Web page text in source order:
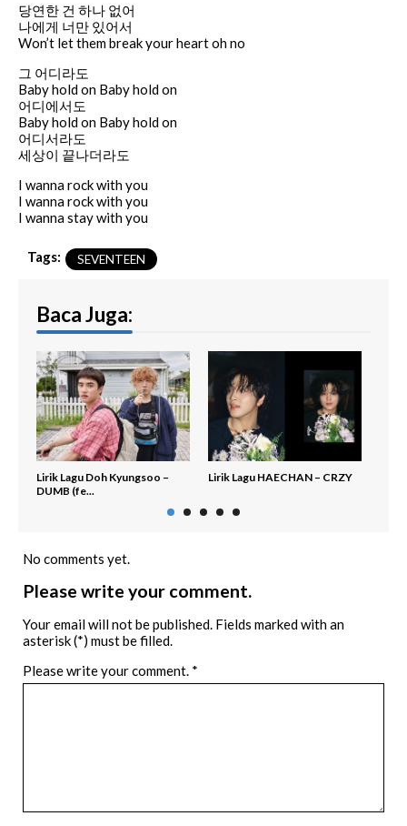
당연한 건 하나 없어
나에게 너만 있어서
Won’t let them break your heart oh no
그 어디라도
Baby hold on Baby hold on
어디에서도
Baby hold on Baby hold on
어디서라도
세상이 끝나더라도
I wanna rock with you
I wanna rock with you
I wanna stay with you
Tags: SEVENTEEN
Baca Juga:
Lirik Lagu Doh Kyungsoo –
DUMB (fe...
Lirik Lagu HAECHAN – CRZY
No comments yet.
Please write your comment.
Your email will not be published. Fields marked with an
asterisk (*) must be filled.
Please write your comment. *